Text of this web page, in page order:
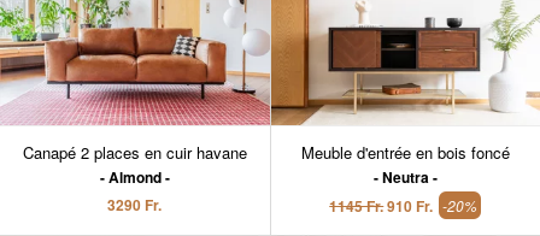
Canapé 2 places en cuir havane
Almond
3290 Fr.
Meuble d'entrée en bois foncé
Neutra
1145 Fr.910 Fr. -20%